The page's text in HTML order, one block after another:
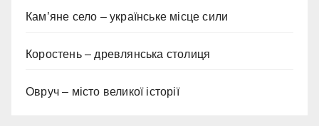
Кам’яне село – українське місце сили
Коростень – древлянська столиця
Овруч – місто великої історії